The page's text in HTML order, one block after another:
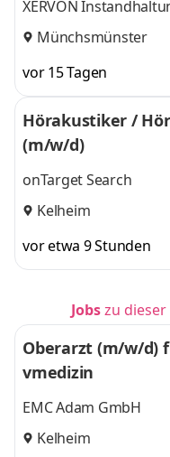
XERVON
Münchsmünster
vor 15 Tagen
Hörakustiker /
(m/w/d)
onTarget Search
Kelheim
vor etwa 9 Stunden
Jobszu
Oberarzt (m/w/d)
vmedizin
EMC Adam GmbH
Kelheim